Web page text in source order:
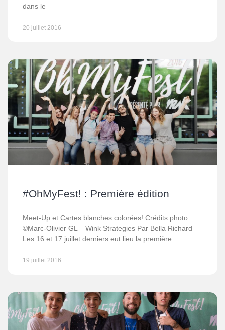
dans le
20 juillet 2016
#OhMyFest! : Première édition
Meet-Up et Cartes blanches colorées! Crédits photo:
©Marc-Olivier GL – Wink Strategies Par Bella Richard
Les 16 et 17 juillet derniers eut lieu la première
19 juillet 2016